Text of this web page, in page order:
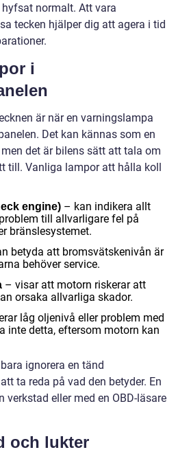
normalt. Att vara
tecken hjälper dig att agera i tid
i
är när en varningslampa
Det kan kännas som en
det är bilens sätt att tala om
till. Vanliga lampor att hålla koll
engine) – kan indikera allt
till allvarligare fel på
bränslesystemet.
betyda att bromsvätskenivån är
behöver service.
– visar att motorn riskerar att
orsaka allvarliga skador.
låg oljenivå eller problem med
inte detta, eftersom motorn kan
ignorera en tänd
ta reda på vad den betyder. En
verkstad eller med en OBD-läsare
och lukter